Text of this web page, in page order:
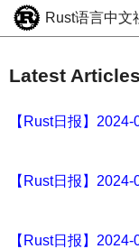
Rust语言中文
Latest Articles
【Rust日报】
【Rust日报】
【Rust日报】